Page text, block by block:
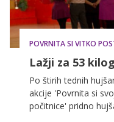
POVRNITA SI VITKO
Lažji za 53
Po štirih tednih
akcije 'Povrnita si
počitnice' pridno